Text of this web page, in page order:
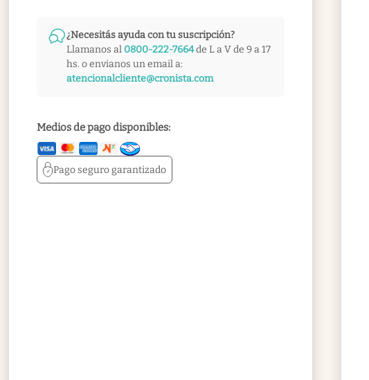
¿Necesitás ayuda con tu suscripción?
Llamanos al 0800-222-7664de L a V de 9 a 17
hs. o envianos un email a:
atencionalcliente@cronista.com
Medios de pago disponibles:
Pago segurogarantizado